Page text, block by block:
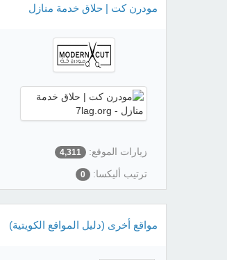
مودرن كت | حلاق خدمة منازل
زيارات الموقع: 4,311
ترتيب أليكسا: 0
مواقع أخرى (دليل المواقع الكويتية)